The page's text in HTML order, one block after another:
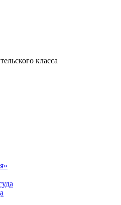
класса